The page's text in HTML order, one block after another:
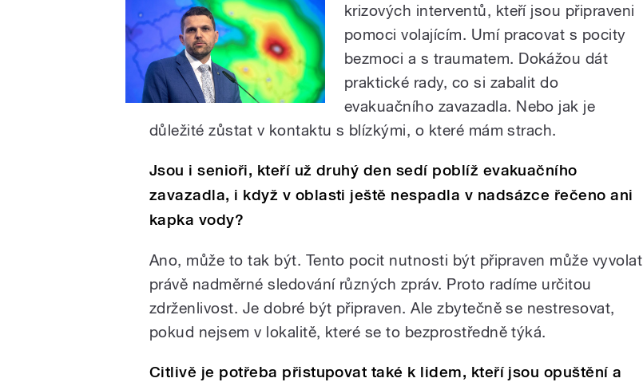
krizových interventů, kteří jsou připraveni
pomoci volajícím. Umí pracovat s pocity
bezmoci a s traumatem. Dokážou dát
praktické rady, co si zabalit do
evakuačního zavazadla. Nebo jak je
důležité zůstat v kontaktu s blízkými, o které mám strach.
Jsou i senioři, kteří už druhý den sedí poblíž evakuačního
zavazadla, i když v oblasti ještě nespadla v nadsázce řečeno ani
kapka vody?
Ano, může to tak být. Tento pocit nutnosti být připraven může vyvolat
právě nadměrné sledování různých zpráv. Proto radíme určitou
zdrženlivost. Je dobré být připraven. Ale zbytečně se nestresovat,
pokud nejsem v lokalitě, které se to bezprostředně týká.
Citlivě je potřeba přistupovat také k lidem, kteří jsou opuštění a